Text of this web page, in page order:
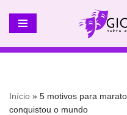
Pular
para
Início » 5 motivos para
conquistou o mundo